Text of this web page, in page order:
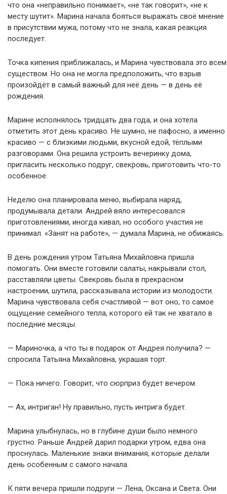
что она «неправильно понимает», «не так говорит», «не к
месту шутит». Марина начала бояться выражать своё мнение
в присутствии мужа, потому что не знала, какая реакция
последует.
Точка кипения приближалась, и Марина чувствовала это всем
существом. Но она не могла предположить, что взрыв
произойдёт в самый важный для неё день — в день её
рождения.
Марине исполнялось тридцать два года, и она хотела
отметить этот день красиво. Не шумно, не пафосно, а именно
красиво — с близкими людьми, вкусной едой, тёплыми
разговорами. Она решила устроить вечеринку дома,
пригласить несколько подруг, свекровь, приготовить что-то
особенное.
Неделю она планировала меню, выбирала наряд,
продумывала детали. Андрей вяло интересовался
приготовлениями, иногда кивал, но особого участия не
принимал. «Занят на работе», — думала Марина, не обижаясь.
В день рождения утром Татьяна Михайловна пришла
помогать. Они вместе готовили салаты, накрывали стол,
расставляли цветы. Свекровь была в прекрасном
настроении, шутила, рассказывала истории из молодости.
Марина чувствовала себя счастливой — вот оно, то самое
ощущение семейного тепла, которого ей так не хватало в
последние месяцы.
— Мариночка, а что ты в подарок от Андрея получила? —
спросила Татьяна Михайловна, украшая торт.
— Пока ничего. Говорит, что сюрприз будет вечером.
— Ах, интриган! Ну правильно, пусть интрига будет.
Марина улыбнулась, но в глубине души было немного
грустно. Раньше Андрей дарил подарки утром, едва она
проснулась. Маленькие знаки внимания, которые делали
день особенным с самого начала.
К пяти вечера пришли подруги — Лена, Оксана и Света. Они